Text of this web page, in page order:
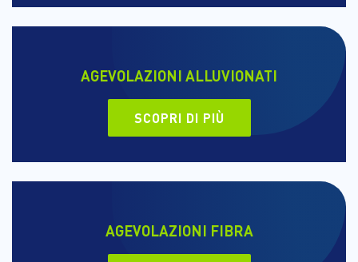
AGEVOLAZIONI ALLUVIONATI
SCOPRI DI PIÙ
AGEVOLAZIONI FIBRA